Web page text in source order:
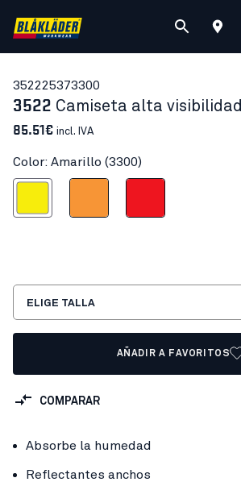
352225373300
3522 Camiseta alta visibilidad
85.51€ incl. IVA
Color: Amarillo (3300)
ELIGE TALLA
AÑADIR A FAVORITOS
COMPARAR
Absorbe la humedad
Reflectantes anchos